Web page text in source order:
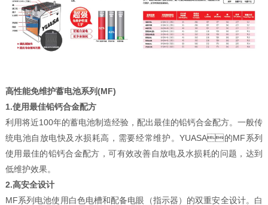
高性能免维护蓄电池系列(MF)
1.使用最佳铅钙合金配方
利用将近100年的蓄电池制造经验，配出最佳的铅钙合金配方。一般传
统电池自放电快及水损耗高，需要经常维护。YUASA的MF系列
使用最佳的铅钙合金配方，可有效改善自放电及水损耗的问题，达到
低维护效果。
2.高安全设计
MF系列电池使用白色电槽和配备电眼（指示器）的双重安全设计。白